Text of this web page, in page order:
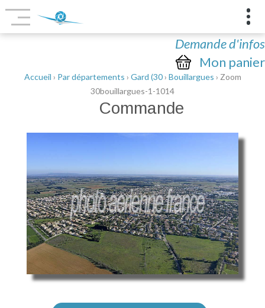
Demande d'infos
Mon panier
Accueil › Par départements › Gard (30› Bouillargues › Zoom
30bouillargues-1-1014
Commande